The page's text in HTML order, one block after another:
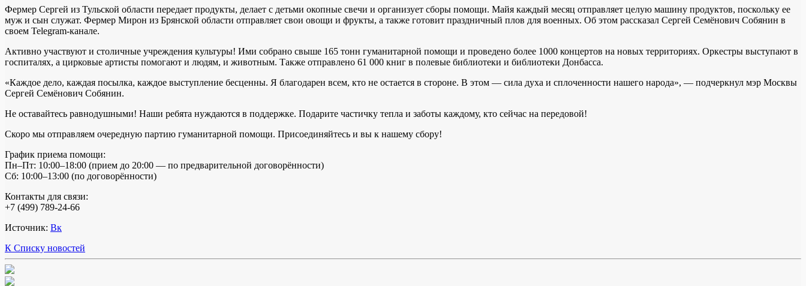
Фермер Сергей из Тульской области передает продукты, делает с детьми окопные свечи и организует сборы помощи. Майя каждый месяц отправляет целую машину продуктов, поскольку ее
муж и сын служат. Фермер Мирон из Брянской области отправляет свои овощи и фрукты, а также готовит праздничный плов для военных. Об этом рассказал Сергей Семёнович Собянин в
своем Telegram-канале.
Активно участвуют и столичные учреждения культуры! Ими собрано свыше 165 тонн гуманитарной помощи и проведено более 1000 концертов на новых территориях. Оркестры выступают в
госпиталях, а цирковые артисты помогают и людям, и животным. Также отправлено 61 000 книг в полевые библиотеки и библиотеки Донбасса.
«Каждое дело, каждая посылка, каждое выступление бесценны. Я благодарен всем, кто не остается в стороне. В этом — сила духа и сплоченности нашего народа», — подчеркнул мэр Москвы
Сергей Семёнович Собянин.
Не оставайтесь равнодушными! Наши ребята нуждаются в поддержке. Подарите частичку тепла и заботы каждому, кто сейчас на передовой!
Скоро мы отправляем очередную партию гуманитарной помощи. Присоединяйтесь и вы к нашему сбору!
График приема помощи:
Пн–Пт: 10:00–18:00 (прием до 20:00 — по предварительной договорённости)
Сб: 10:00–13:00 (по договорённости)
Контакты для связи:
+7 (499) 789-24-66
Источник: Вк
К Списку новостей